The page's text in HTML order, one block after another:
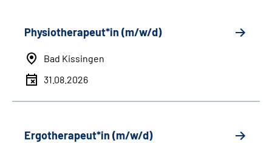
Physiotherapeut*in (m/w/d)
Bad Kissingen
31.08.2026
Ergotherapeut*in (m/w/d)